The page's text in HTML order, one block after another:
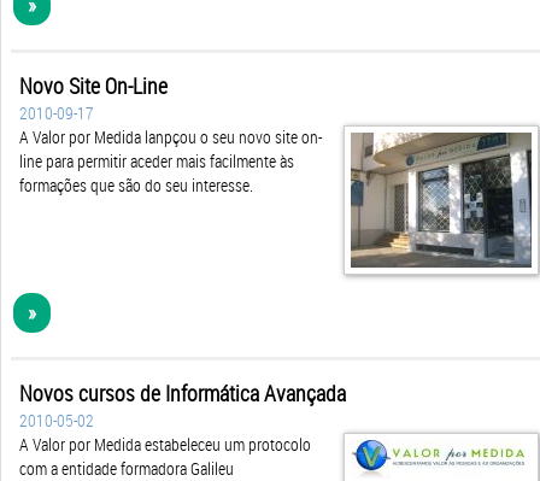
Novo Site On-Line
2010-09-17
A Valor por Medida lanpçou o seu novo site on-
line para permitir aceder mais facilmente às
formações que são do seu interesse.
»
Novos cursos de Informática Avançada
2010-05-02
A Valor por Medida estabeleceu um protocolo
com a entidade formadora Galileu